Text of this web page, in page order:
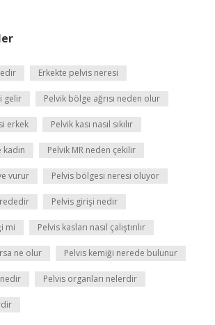
Erkekte pelvis neresi
gelir Pelvik bölge ağrısı neden olur
erkek Pelvik kası nasıl sıkılır
kadın Pelvik MR neden çekilir
vurur Pelvis bölgesi neresi oluyor
Pelvis girişi nedir
mi Pelvis kasları nasıl çalıştırılır
ne olur Pelvis kemiği nerede bulunur
Pelvis organları nelerdir